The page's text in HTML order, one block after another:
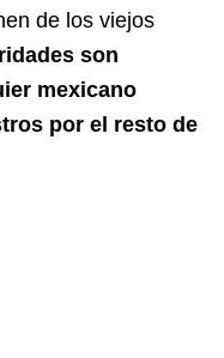
de los viejos
son
mexicano
por el resto de